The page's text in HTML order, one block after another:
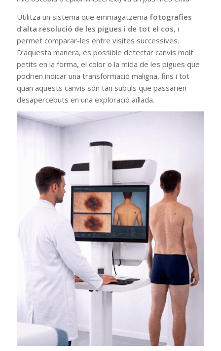
Utilitza un sistema que emmagatzema fotografies
d’alta resolució de les pigues i de tot el cos, i
permet comparar-les entre visites successives.
D’aquesta manera, és possible detectar canvis molt
petits en la forma, el color o la mida de les pigues que
podrien indicar una transformació maligna, fins i tot
quan aquests canvis són tan subtils que passarien
desapercebuts en una exploració aïllada.